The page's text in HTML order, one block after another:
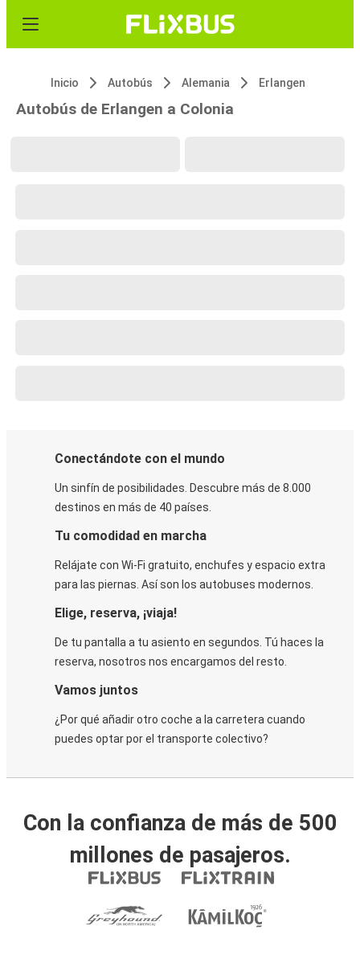
Inicio Autobús Alemania Erlangen
Autobús de Erlangen a Colonia
Conectándote con el mundo
Un sinfín de posibilidades. Descubre más de 8.000
destinos en más de 40 países.
Tu comodidad en marcha
Relájate con Wi-Fi gratuito, enchufes y espacio extra
para las piernas. Así son los autobuses modernos.
Elige, reserva, ¡viaja!
De tu pantalla a tu asiento en segundos. Tú haces la
reserva, nosotros nos encargamos del resto.
Vamos juntos
¿Por qué añadir otro coche a la carretera cuando
puedes optar por el transporte colectivo?
Con la confianza de más de 500
millones de pasajeros.